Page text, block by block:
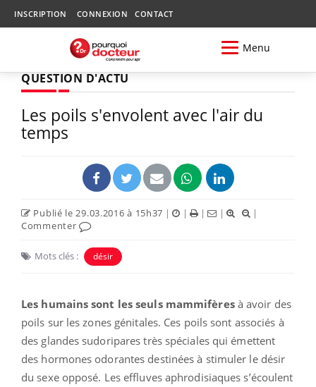
INSCRIPTION CONNEXION CONTACT
Menu
QUESTION D'ACTU
Les poils s'envolent avec l'air du
temps
Publié le 29.03.2016 à 15h37 | | | |
|
Commenter
Mots clés : désir
Les humains sont les seuls mammifèresà avoir des
poils sur les zones génitales. Ces poils sont associés à
des glandes sudoripares très spéciales qui émettent
des hormones odorantes destinées à stimuler le désir
du sexe opposé. Les effluves aphrodisiaques s’écoulent